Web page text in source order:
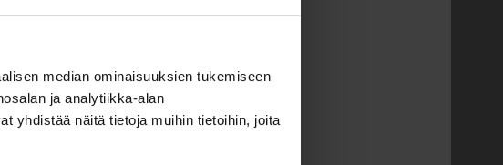
median ominaisuuksien tukemiseen
ja analytiikka-alan
yhdistää näitä tietoja muihin tietoihin, joita
palaute etätöistä
viikon loka-marraskuun
työnteko ja luonnonläheinen
Read More